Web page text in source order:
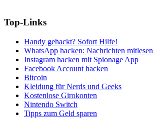
Top-Links
Handy gehackt? Sofort Hilfe!
WhatsApp hacken: Nachrichten mitlesen
Instagram hacken mit Spionage App
Facebook Account hacken
Bitcoin
Kleidung für Nerds und Geeks
Kostenlose Girokonten
Nintendo Switch
Tipps zum Geld sparen